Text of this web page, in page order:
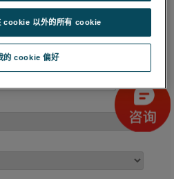
的 cookie 偏好
cookie 以外的所有 cookie